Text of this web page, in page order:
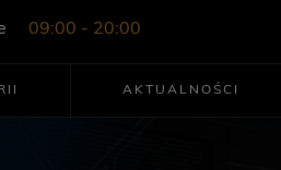
09:00 - 20:00
AKTUALNOŚCI